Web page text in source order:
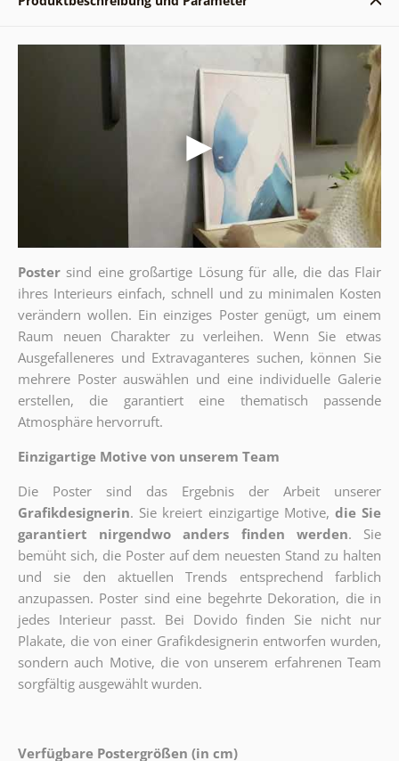
Poster sind eine großartige Lösung für alle, die das Flair
ihres Interieurs einfach, schnell und zu minimalen Kosten
verändern wollen. Ein einziges Poster genügt, um einem
Raum neuen Charakter zu verleihen. Wenn Sie etwas
Ausgefalleneres und Extravaganteres suchen, können Sie
mehrere Poster auswählen und eine individuelle Galerie
erstellen, die garantiert eine thematisch passende
Atmosphäre hervorruft.
Einzigartige Motive von unserem Team
Die Poster sind das Ergebnis der Arbeit unserer
Grafikdesignerin. Sie kreiert einzigartige Motive, die Sie
garantiert nirgendwo anders finden werden. Sie
bemüht sich, die Poster auf dem neuesten Stand zu halten
und sie den aktuellen Trends entsprechend farblich
anzupassen. Poster sind eine begehrte Dekoration, die in
jedes Interieur passt. Bei Dovido finden Sie nicht nur
Plakate, die von einer Grafikdesignerin entworfen wurden,
sondern auch Motive, die von unserem erfahrenen Team
sorgfältig ausgewählt wurden.
Verfügbare Postergrößen (in cm)